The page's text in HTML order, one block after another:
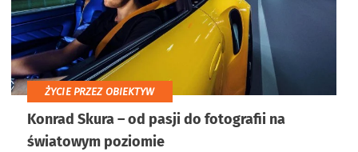
ŻYCIE PRZEZ OBIEKTYW
Konrad Skura – od pasji do fotografii na
światowym poziomie